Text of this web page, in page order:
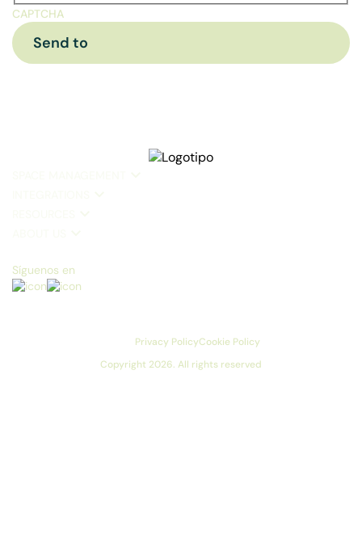
CAPTCHA
Síguenos en
Copyright 2026. All rights reserved
Privacy PolicyCookie Policy